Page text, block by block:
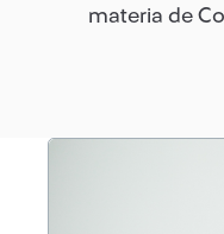
materia de